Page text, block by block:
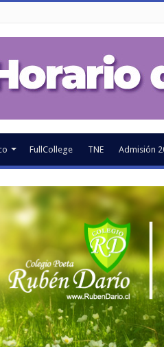
FullCollege TNE Admisión